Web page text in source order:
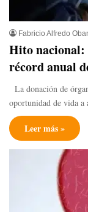
Fabricio Alfredo
Hito nacional:
récord anual
La donación de
oportunidad de vida
Leer más »